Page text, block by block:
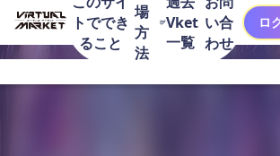
トででき
ること
場
方
法
Vket
一覧
い合
わせ
ロ